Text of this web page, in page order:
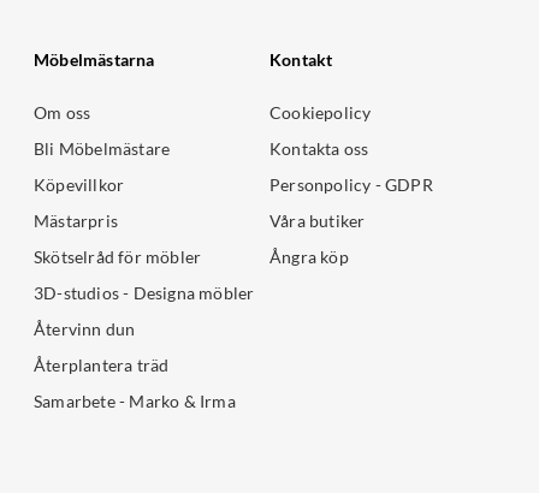
Möbelmästarna
Om oss
Bli Möbelmästare
Köpevillkor
Mästarpris
Skötselråd för möbler
3D-studios - Designa möbler
Återvinn dun
Återplantera träd
Samarbete - Marko & Irma
Kontakt
Cookiepolicy
Kontakta oss
Personpolicy - GDPR
Våra butiker
Ångra köp